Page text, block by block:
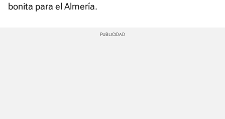
bonita para el Almería.